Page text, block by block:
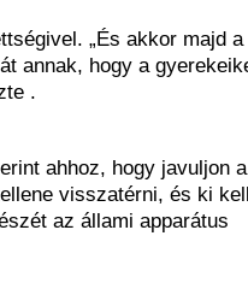
„És akkor majd
annak, hogy a
.
ahhoz, hogy javuljon a
visszatérni, és ki
az állami apparátus